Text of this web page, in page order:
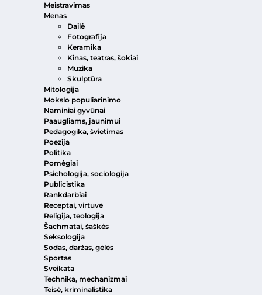
Meistravimas
Menas
Dailė
Fotografija
Keramika
Kinas, teatras, šokiai
Muzika
Skulptūra
Mitologija
Mokslo populiarinimo
Naminiai gyvūnai
Paaugliams, jaunimui
Pedagogika, švietimas
Poezija
Politika
Pomėgiai
Psichologija, sociologija
Publicistika
Rankdarbiai
Receptai, virtuvė
Religija, teologija
Šachmatai, šaškės
Seksologija
Sodas, daržas, gėlės
Sportas
Sveikata
Technika, mechanizmai
Teisė, kriminalistika